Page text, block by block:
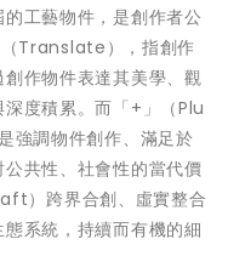
工藝物件，是創作者公
Translate），指創作
作物件表達其美學、觀
度積累。而「+」（Plu
強調物件創作、滿足於
共性、社會性的當代價
）跨界合創、虛實整合
系統，持續而有機的細